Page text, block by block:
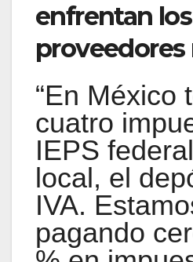
enfrentan los
proveedores
“En México
cuatro
IEPS
local, el
IVA.
pagando